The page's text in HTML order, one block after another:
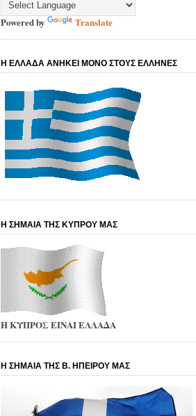
Powered by Translate
Η ΕΛΛΑΔΑ ΑΝΗΚΕΙ ΜΟΝΟ ΣΤΟΥΣ ΕΛΛΗΝΕΣ
Η ΣΗΜΑΙΑ ΤΗΣ ΚΥΠΡΟΥ ΜΑΣ
Η ΚΥΠΡΟΣ ΕΙΝΑΙ ΕΛΛΑΔΑ
Η ΣΗΜΑΙΑ ΤΗΣ Β. ΗΠΕΙΡΟΥ ΜΑΣ